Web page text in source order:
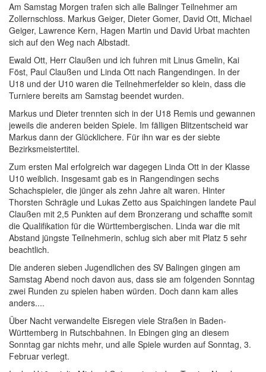
Am Samstag Morgen trafen sich alle Balinger Teilnehmer am
Zollernschloss. Markus Geiger, Dieter Gomer, David Ott, Michael
Geiger, Lawrence Kern, Hagen Martin und David Urbat machten
sich auf den Weg nach Albstadt.
Ewald Ott, Herr Claußen und ich fuhren mit Linus Gmelin, Kai
Föst, Paul Claußen und Linda Ott nach Rangendingen. In der
U18 und der U10 waren die Teilnehmerfelder so klein, dass die
Turniere bereits am Samstag beendet wurden.
Markus und Dieter trennten sich in der U18 Remis und gewannen
jeweils die anderen beiden Spiele. Im fälligen Blitzentscheid war
Markus dann der Glücklichere. Für ihn war es der siebte
Bezirksmeistertitel.
Zum ersten Mal erfolgreich war dagegen Linda Ott in der Klasse
U10 weiblich. Insgesamt gab es in Rangendingen sechs
Schachspieler, die jünger als zehn Jahre alt waren. Hinter
Thorsten Schrägle und Lukas Zetto aus Spaichingen landete Paul
Claußen mit 2,5 Punkten auf dem Bronzerang und schaffte somit
die Qualifikation für die Württembergischen. Linda war die mit
Abstand jüngste Teilnehmerin, schlug sich aber mit Platz 5 sehr
beachtlich.
Die anderen sieben Jugendlichen des SV Balingen gingen am
Samstag Abend noch davon aus, dass sie am folgenden Sonntag
zwei Runden zu spielen haben würden. Doch dann kam alles
anders....
Über Nacht verwandelte Eisregen viele Straßen in Baden-
Württemberg in Rutschbahnen. In Ebingen ging an diesem
Sonntag gar nichts mehr, und alle Spiele wurden auf Sonntag, 3.
Februar verlegt.